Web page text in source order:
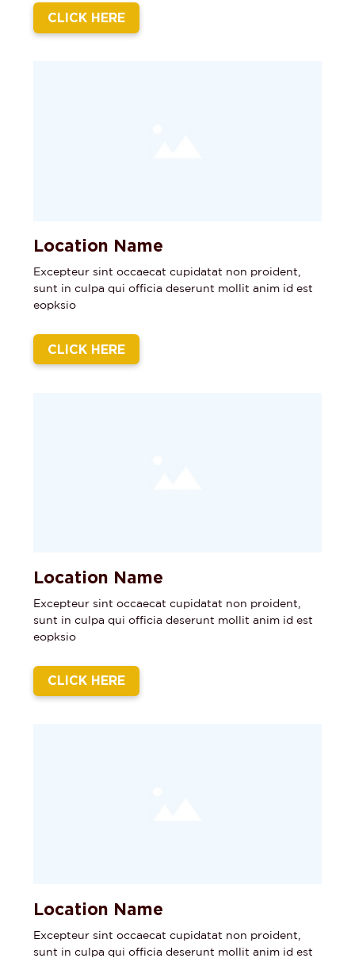
GET DIRECTIONS
CLICK HERE
Location Name
Excepteur sint occaecat cupidatat non proident,
sunt in culpa qui officia deserunt mollit anim id est
eopksio
CLICK HERE
Location Name
Excepteur sint occaecat cupidatat non proident,
sunt in culpa qui officia deserunt mollit anim id est
eopksio
CLICK HERE
Location Name
Excepteur sint occaecat cupidatat non proident,
sunt in culpa qui officia deserunt mollit anim id est